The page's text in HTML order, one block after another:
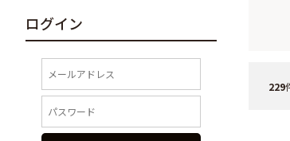
229
ログイン